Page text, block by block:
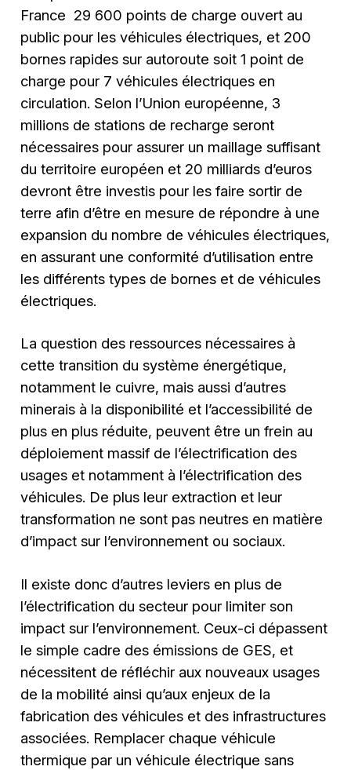
France 29 600 points de charge ouvert au
public pour les véhicules électriques, et 200
bornes rapides sur autoroute soit 1 point de
charge pour 7 véhicules électriques en
circulation. Selon l’Union européenne, 3
millions de stations de recharge seront
nécessaires pour assurer un maillage suffisant
du territoire européen et 20 milliards d’euros
devront être investis pour les faire sortir de
terre afin d’être en mesure de répondre à une
expansion du nombre de véhicules électriques,
en assurant une conformité d’utilisation entre
les différents types de bornes et de véhicules
électriques.
La question des ressources nécessaires à
cette transition du système énergétique,
notamment le cuivre, mais aussi d’autres
minerais à la disponibilité et l’accessibilité de
plus en plus réduite, peuvent être un frein au
déploiement massif de l’électrification des
usages et notamment à l’électrification des
véhicules. De plus leur extraction et leur
transformation ne sont pas neutres en matière
d’impact sur l’environnement ou sociaux.
Il existe donc d’autres leviers en plus de
l’électrification du secteur pour limiter son
impact sur l’environnement. Ceux-ci dépassent
le simple cadre des émissions de GES, et
nécessitent de réfléchir aux nouveaux usages
de la mobilité ainsi qu’aux enjeux de la
fabrication des véhicules et des infrastructures
associées. Remplacer chaque véhicule
thermique par un véhicule électrique sans